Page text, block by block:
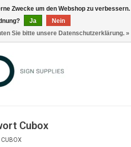
Cubox
CUBOX
Zwecke um den Webshop zu verbessern.
Ja
Nein
Sie bitte unsere Datenschutzerklärung. »